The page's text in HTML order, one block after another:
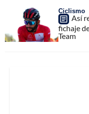
Ciclismo
Así
fichaje
Team